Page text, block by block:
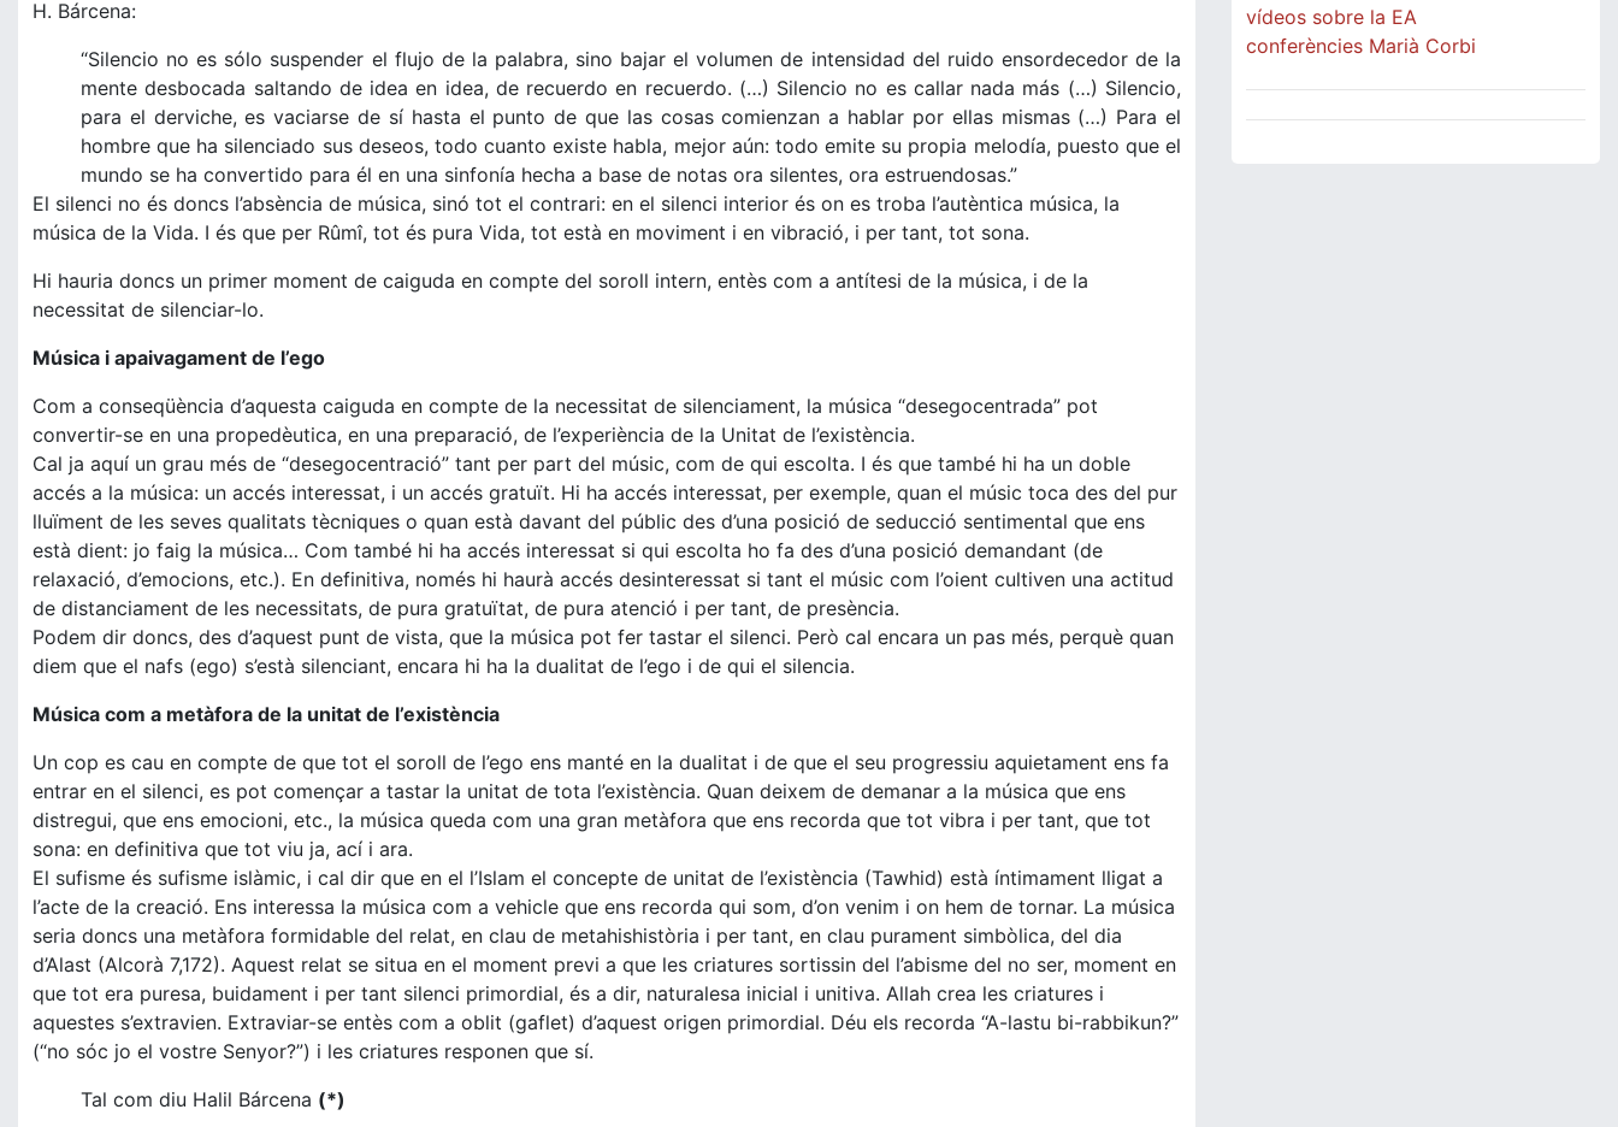
H. Bárcena:
“Silencio no es sólo suspender el flujo de la palabra, sino bajar el volumen de intensidad del ruido ensordecedor de la
mente desbocada saltando de idea en idea, de recuerdo en recuerdo. (…) Silencio no es callar nada más (…) Silencio,
para el derviche, es vaciarse de sí hasta el punto de que las cosas comienzan a hablar por ellas mismas (…) Para el
hombre que ha silenciado sus deseos, todo cuanto existe habla, mejor aún: todo emite su propia melodía, puesto que el
mundo se ha convertido para él en una sinfonía hecha a base de notas ora silentes, ora estruendosas.”
El silenci no és doncs l’absència de música, sinó tot el contrari: en el silenci interior és on es troba l’autèntica música, la
música de la Vida. I és que per Rûmî, tot és pura Vida, tot està en moviment i en vibració, i per tant, tot sona.
Hi hauria doncs un primer moment de caiguda en compte del soroll intern, entès com a antítesi de la música, i de la
necessitat de silenciar-lo.
Música i apaivagament de l’ego
Com a conseqüència d’aquesta caiguda en compte de la necessitat de silenciament, la música “desegocentrada” pot
convertir-se en una propedèutica, en una preparació, de l’experiència de la Unitat de l’existència.
Cal ja aquí un grau més de “desegocentració” tant per part del músic, com de qui escolta. I és que també hi ha un doble
accés a la música: un accés interessat, i un accés gratuït. Hi ha accés interessat, per exemple, quan el músic toca des del pur
lluïment de les seves qualitats tècniques o quan està davant del públic des d’una posició de seducció sentimental que ens
està dient: jo faig la música… Com també hi ha accés interessat si qui escolta ho fa des d’una posició demandant (de
relaxació, d’emocions, etc.). En definitiva, només hi haurà accés desinteressat si tant el músic com l’oient cultiven una actitud
de distanciament de les necessitats, de pura gratuïtat, de pura atenció i per tant, de presència.
Podem dir doncs, des d’aquest punt de vista, que la música pot fer tastar el silenci. Però cal encara un pas més, perquè quan
diem que el nafs (ego) s’està silenciant, encara hi ha la dualitat de l’ego i de qui el silencia.
Música com a metàfora de la unitat de l’existència
Un cop es cau en compte de que tot el soroll de l’ego ens manté en la dualitat i de que el seu progressiu aquietament ens fa
entrar en el silenci, es pot començar a tastar la unitat de tota l’existència. Quan deixem de demanar a la música que ens
distregui, que ens emocioni, etc., la música queda com una gran metàfora que ens recorda que tot vibra i per tant, que tot
sona: en definitiva que tot viu ja, ací i ara.
El sufisme és sufisme islàmic, i cal dir que en el l’Islam el concepte de unitat de l’existència (Tawhid) està íntimament lligat a
l’acte de la creació. Ens interessa la música com a vehicle que ens recorda qui som, d’on venim i on hem de tornar. La música
seria doncs una metàfora formidable del relat, en clau de metahishistòria i per tant, en clau purament simbòlica, del dia
d’Alast (Alcorà 7,172). Aquest relat se situa en el moment previ a que les criatures sortissin del l’abisme del no ser, moment en
que tot era puresa, buidament i per tant silenci primordial, és a dir, naturalesa inicial i unitiva. Allah crea les criatures i
aquestes s’extravien. Extraviar-se entès com a oblit (gaflet) d’aquest origen primordial. Déu els recorda “A-lastu bi-rabbikun?”
(“no sóc jo el vostre Senyor?”) i les criatures responen que sí.
Tal com diu Halil Bárcena (*)
vídeos sobre la EA
conferències Marià Corbi